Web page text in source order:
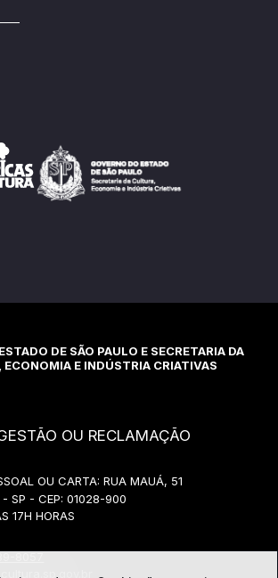
DE SÃO PAULO E SECRETARIA DA
ECONOMIA E INDÚSTRIA CRIATIVAS
OU RECLAMAÇÃO
OU CARTA: RUA MAUÁ, 51
- SP - CEP: 01028-900
17H HORAS